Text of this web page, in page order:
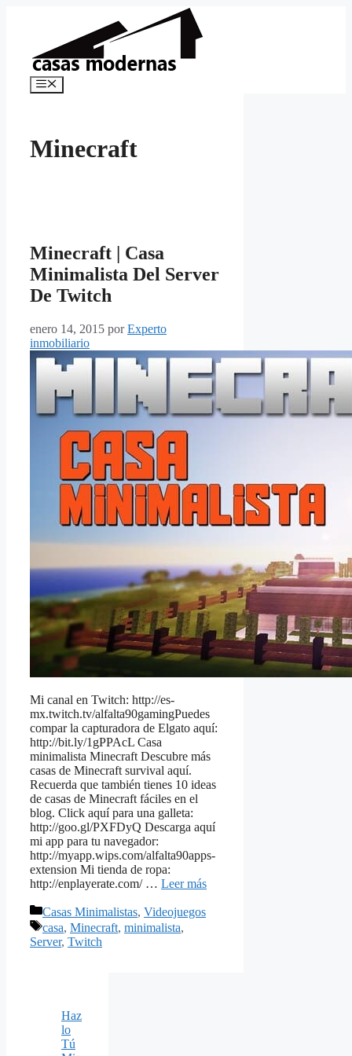
Menú
Minecraft
Minecraft | Casa
Minimalista Del Server
De Twitch
enero 14, 2015 porExperto
inmobiliario
Mi canal en Twitch: http://es-
mx.twitch.tv/alfalta90gamingPuedes
compar la capturadora de Elgato aquí:
http://bit.ly/1gPPAcL Casa
minimalista Minecraft Descubre más
casas de Minecraft survival aquí.
Recuerda que también tienes 10 ideas
de casas de Minecraft fáciles en el
blog. Click aquí para una galleta:
http://goo.gl/PXFDyQ Descarga aquí
mi app para tu navegador:
http://myapp.wips.com/alfalta90apps-
extension Mi tienda de ropa:
http://enplayerate.com/ … Leer más
Categorías
Casas Minimalistas, Videojuegos
Etiquetas
casa, Minecraft, minimalista,
Server, Twitch
Haz
lo
Tú